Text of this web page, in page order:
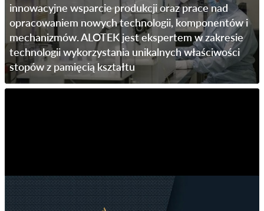
innowacyjne wsparcie produkcji oraz prace nad
opracowaniem nowych technologii, komponentów i
mechanizmów. ALOTEK jest ekspertem w zakresie
technologii wykorzystania unikalnych właściwości
stopów z pamięcią kształtu